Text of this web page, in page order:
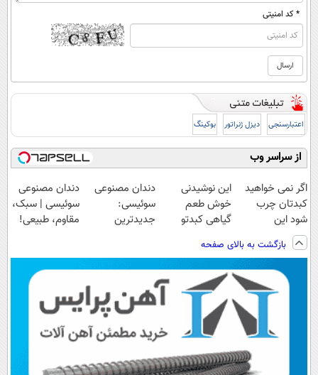
* کد امنیتی
اعتبارسنجی دیزل ژنراتور بوکینگ
از سراسر وب
اگر نمی خواهید
کبدتان چرب
شود این
نوشیدنی خوش
طعم را بنوشید
این نوشیدنی
خوش طعم
گیاهی کبدتو
دندان مصنوعی
سوئیسی:
جدیدترین
پرداخت قسطی
دندان مصنوعی
سوئیسی | سبک،
مقاوم، طبیعی!
اقساطی😍
بازگشت به بالای صفحه